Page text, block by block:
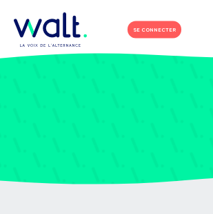
SE CONNECTER